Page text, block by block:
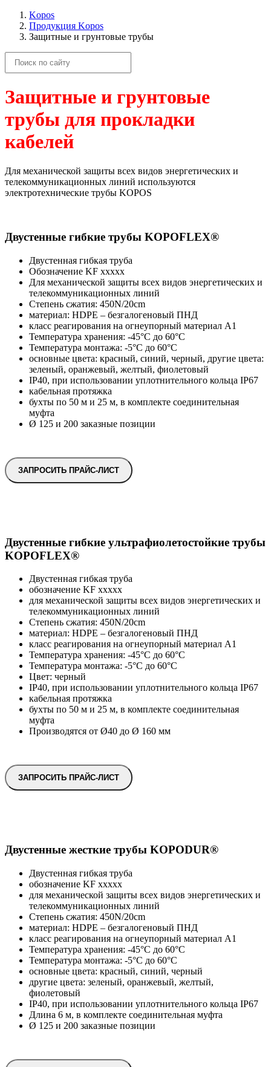
Kopos
Продукция Kopos
Защитные и грунтовые трубы
Защитные и грунтовые
трубы для прокладки
кабелей
Для механической защиты всех видов энергетических и
телекоммуникационных линий используются
электротехнические трубы KOPOS
Двустенные гибкие трубы KOPOFLEX®
Двустенная гибкая труба
Обозначение KF xxxxx
Для механической защиты всех видов энергетических и
телекоммуникационных линий
Степень сжатия: 450N/20cm
материал: HDPE – безгалогеновый ПНД
класс реагирования на огнеупорный материал A1
Температура хранения: -45°C до 60°C
Температура монтажа: -5°C до 60°C
основные цвета: красный, синий, черный, другие цвета:
зеленый, оранжевый, желтый, фиолетовый
IP40, при использовании уплотнительного кольца IP67
кабельная протяжка
бухты по 50 м и 25 м, в комплекте соединительная
муфта
Ø 125 и 200 заказные позиции
ЗАПРОСИТЬ ПРАЙС-ЛИСТ
Двустенные гибкие ультрафиолетостойкие трубы
KOPOFLEX®
Двустенная гибкая труба
обозначение KF xxxxx
для механической защиты всех видов энергетических и
телекоммуникационных линий
Степень сжатия: 450N/20cm
материал: HDPE – безгалогеновый ПНД
класс реагирования на огнеупорный материал A1
Температура хранения: -45°C до 60°C
Температура монтажа: -5°C до 60°C
Цвет: черный
IP40, при использовании уплотнительного кольца IP67
кабельная протяжка
бухты по 50 м и 25 м, в комплекте соединительная
муфта
Производятся от Ø40 до Ø 160 мм
ЗАПРОСИТЬ ПРАЙС-ЛИСТ
Двустенные жесткие трубы KOPODUR®
Двустенная гибкая труба
обозначение KF xxxxx
для механической защиты всех видов энергетических и
телекоммуникационных линий
Степень сжатия: 450N/20cm
материал: HDPE – безгалогеновый ПНД
класс реагирования на огнеупорный материал A1
Температура хранения: -45°C до 60°C
Температура монтажа: -5°C до 60°C
основные цвета: красный, синий, черный
другие цвета: зеленый, оранжевый, желтый,
фиолетовый
IP40, при использовании уплотнительного кольца IP67
Длина 6 м, в комплекте соединительная муфта
Ø 125 и 200 заказные позиции